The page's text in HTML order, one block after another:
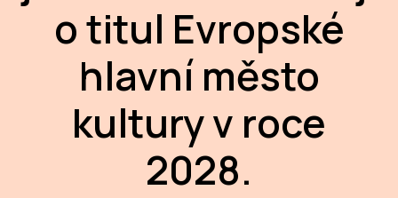
o titul Evropské
hlavní město
kultury v roce
2028.